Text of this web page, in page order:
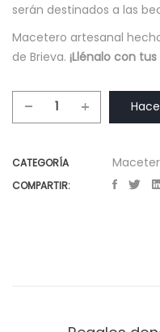
serán destinados a las
Macetero artesanal
de Brieva. ¡Llénalo con
Macetero
cantidad
CATEGORÍA
COMPARTIR: